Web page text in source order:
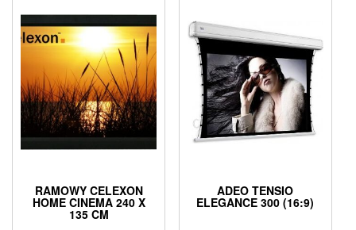
RAMOWY CELEXON
HOME CINEMA 240 X
135 CM
ADEO TENSIO
ELEGANCE 300 (16:9)